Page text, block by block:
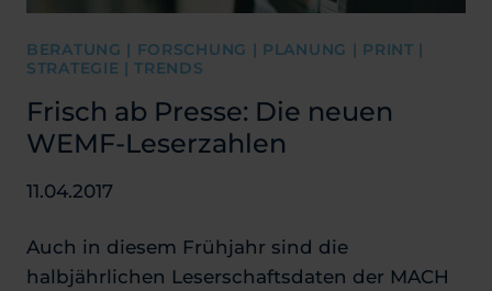
BERATUNG | FORSCHUNG | PLANUNG | PRINT |
STRATEGIE | TRENDS
Frisch ab Presse: Die neuen
WEMF-Leserzahlen
11.04.2017
Auch in diesem Frühjahr sind die
halbjährlichen Leserschaftsdaten der MACH